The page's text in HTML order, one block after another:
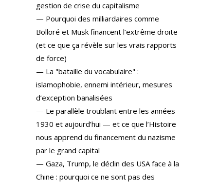
gestion de crise du capitalisme
— Pourquoi des milliardaires comme
Bolloré et Musk financent l’extrême droite
(et ce que ça révèle sur les vrais rapports
de force)
— La "bataille du vocabulaire" :
islamophobie, ennemi intérieur, mesures
d’exception banalisées
— Le parallèle troublant entre les années
1930 et aujourd’hui — et ce que l’Histoire
nous apprend du financement du nazisme
par le grand capital
— Gaza, Trump, le déclin des USA face à la
Chine : pourquoi ce ne sont pas des